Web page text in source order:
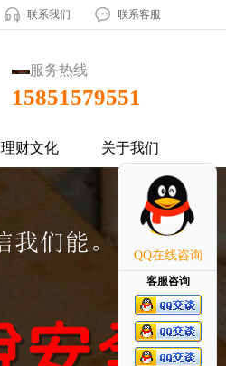
联系我们 联系客服
服务热线
15851579551
理财文化 关于我们
QQ在线咨询
客服咨询